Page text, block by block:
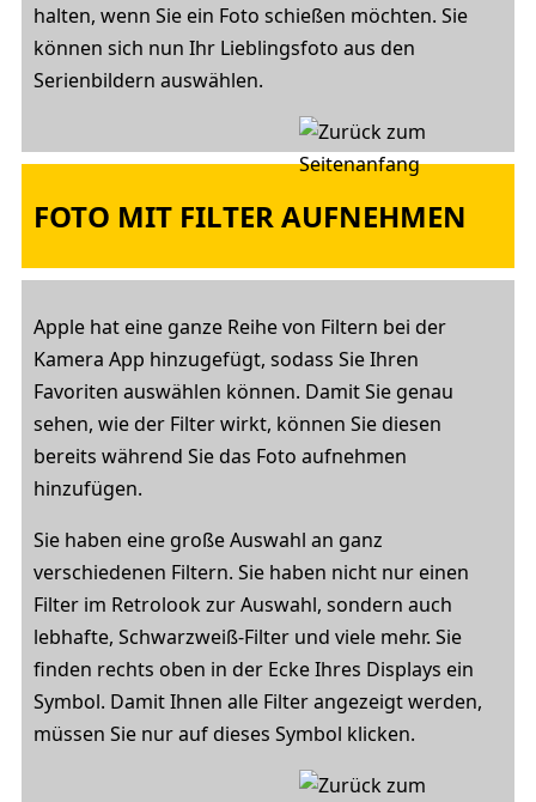
halten, wenn Sie ein Foto schießen möchten. Sie
können sich nun Ihr Lieblingsfoto aus den
Serienbildern auswählen.
FOTO MIT FILTER AUFNEHMEN
Apple hat eine ganze Reihe von Filtern bei der
Kamera App hinzugefügt, sodass Sie Ihren
Favoriten auswählen können. Damit Sie genau
sehen, wie der Filter wirkt, können Sie diesen
bereits während Sie das Foto aufnehmen
hinzufügen.
Sie haben eine große Auswahl an ganz
verschiedenen Filtern. Sie haben nicht nur einen
Filter im Retrolook zur Auswahl, sondern auch
lebhafte, Schwarzweiß-Filter und viele mehr. Sie
finden rechts oben in der Ecke Ihres Displays ein
Symbol. Damit Ihnen alle Filter angezeigt werden,
müssen Sie nur auf dieses Symbol klicken.